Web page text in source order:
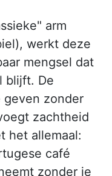
arm
werkt deze
mengsel dat
blijft. De
geven zonder
zachtheid
het allemaal:
café
zonder je